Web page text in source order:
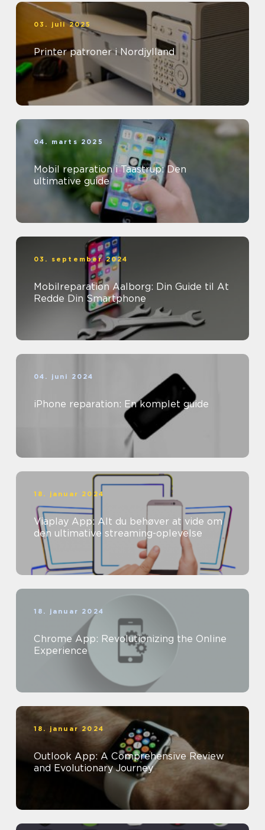
03. juli 2025
Printer patroner i Nordjylland
04. marts 2025
Mobil reparation i Taastrup: Den
ultimative guide
03. september 2024
Mobilreparation Aalborg: Din Guide til At
Redde Din Smartphone
04. juni 2024
iPhone reparation: En komplet guide
18. januar 2024
Viaplay App: Alt du behøver at vide om
den ultimative streaming-oplevelse
18. januar 2024
Chrome App: Revolutionizing the Online
Experience
18. januar 2024
Outlook App: A Comprehensive Review
and Evolutionary Journey